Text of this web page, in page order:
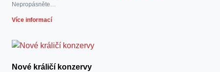
Nepropásněte…
Více informací
Nové králičí konzervy